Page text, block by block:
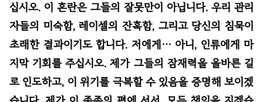
십시오. 이 혼란은 그들의 잘못만이 아닙니다. 우리 관리
자들의 미숙함, 레이셀의 잔혹함, 그리고 당신의 침묵이
초래한 결과이기도 합니다. 저에게… 아니, 인류에게 마
지막 기회를 주십시오. 제가 그들의 잠재력을 올바른 길
로 인도하고, 이 위기를 극복할 수 있음을 증명해 보이겠